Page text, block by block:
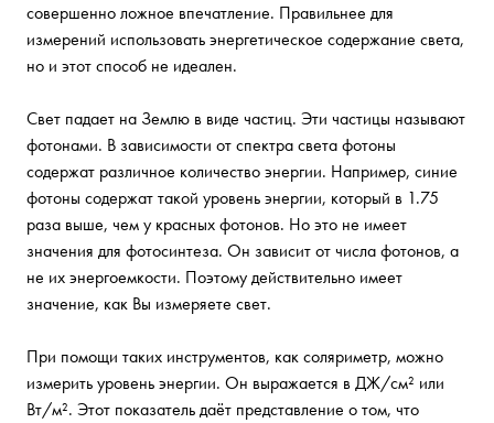
совершенно ложное впечатление. Правильнее для
измерений использовать энергетическое содержание света,
но и этот способ не идеален.
Свет падает на Землю в виде частиц. Эти частицы называют
фотонами. В зависимости от спектра света фотоны
содержат различное количество энергии. Например, синие
фотоны содержат такой уровень энергии, который в 1.75
раза выше, чем у красных фотонов. Но это не имеет
значения для фотосинтеза. Он зависит от числа фотонов, а
не их энергоемкости. Поэтому действительно имеет
значение, как Вы измеряете свет.
При помощи таких инструментов, как соляриметр, можно
измерить уровень энергии. Он выражается в ДЖ/см² или
Вт/м². Этот показатель даёт представление о том, что